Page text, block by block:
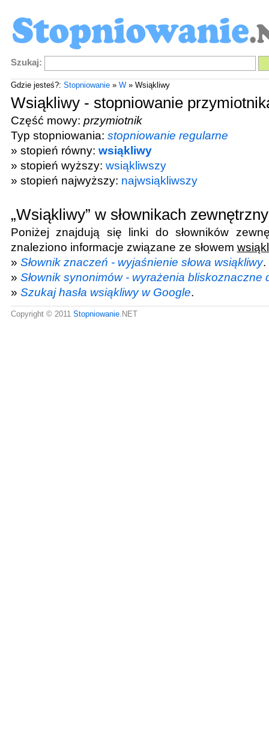
Szukaj:
Gdzie jesteś?: Stopniowanie» W» Wsiąkliwy
Wsiąkliwy - stopniowanie
Część mowy: przymiotnik
Typ stopniowania: stopniowanie regularne
» stopień równy: wsiąkliwy
» stopień wyższy: wsiąkliwszy
» stopień najwyższy: najwsiąkliwszy
„Wsiąkliwy” w słownikach
Poniżej znajdują się linki do słowników
znaleziono informacje związane ze słowem
» Słownik znaczeń - wyjaśnienie słowa wsiąkliwy.
» Słownik synonimów - wyrażenia bliskoznaczne
» Szukaj hasła wsiąkliwy w Google.
Copyright © 2011 Stopniowanie.NET